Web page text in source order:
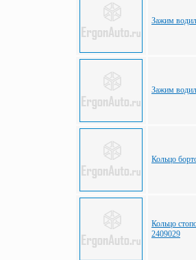
Зажим
Зажим
Кольцо
Кольцо
2409029